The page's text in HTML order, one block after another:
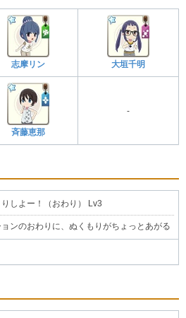
志摩リン 大垣千明
斉藤恵那
-
しよー！（おわり） Lv3
ンのおわりに、ぬくもりがちょっとあがる